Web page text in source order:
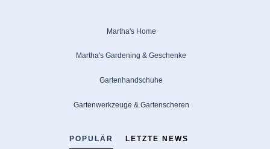
Martha's Home
Martha's Gardening & Geschenke
Gartenhandschuhe
Gartenwerkzeuge & Gartenscheren
POPULÄR LETZTE NEWS